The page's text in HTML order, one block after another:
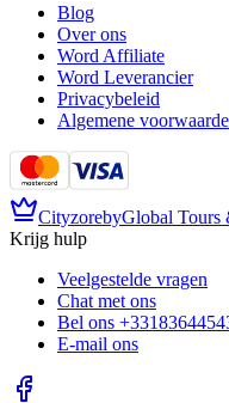
Blog
Over ons
Word Affiliate
Word Leverancier
Privacybeleid
Algemene
CityzorebyGlobal Tours
Krijg hulp
Veelgestelde vragen
Chat met ons
Bel ons
E-mail ons